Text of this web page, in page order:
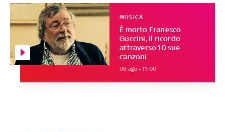
È morto Franesco
Guccini, il ricordo
attraverso 10 sue
canzoni
MUSICA
06 ago - 11:00